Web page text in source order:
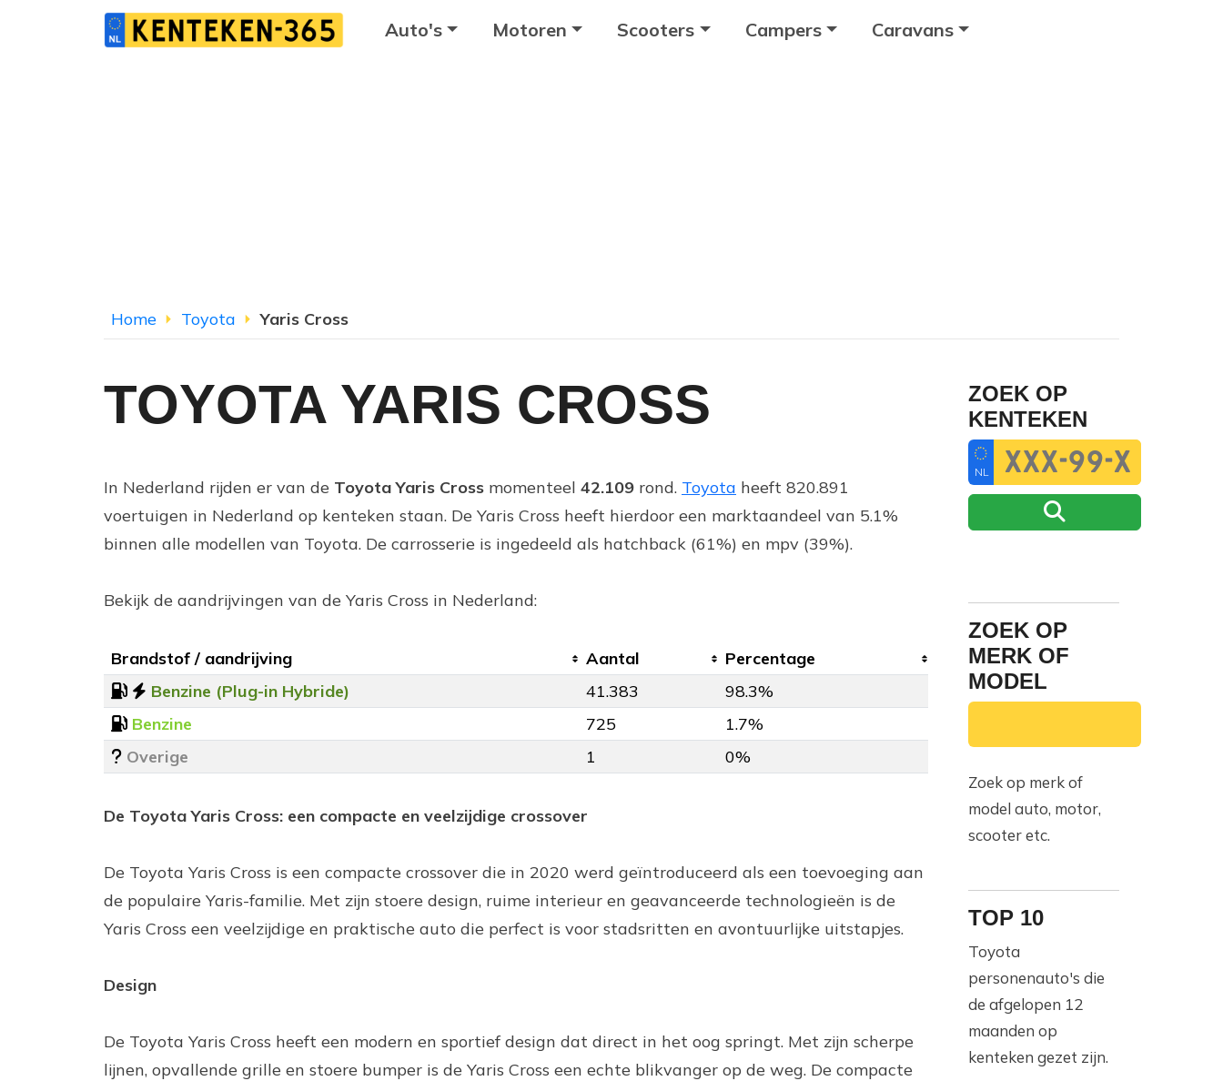
Auto's Motoren Scooters Campers Caravans
Home Toyota Yaris Cross
TOYOTA YARIS CROSS
In Nederland rijden er van de Toyota Yaris Cross momenteel 42.109 rond. Toyota heeft 820.891
voertuigen in Nederland op kenteken staan. De Yaris Cross heeft hierdoor een marktaandeel van 5.1%
binnen alle modellen van Toyota. De carrosserie is ingedeeld als hatchback (61%) en mpv (39%).
Bekijk de aandrijvingen van de Yaris Cross in Nederland:
Brandstof / aandrijving Aantal
Percentage
Benzine (Plug-in Hybride)
41.383
98.3%
Benzine
725
1.7%
Overige
1 0%
De Toyota Yaris Cross: een compacte en veelzijdige crossover
De Toyota Yaris Cross is een compacte crossover die in 2020 werd geïntroduceerd als een toevoeging aan
de populaire Yaris-familie. Met zijn stoere design, ruime interieur en geavanceerde technologieën is de
Yaris Cross een veelzijdige en praktische auto die perfect is voor stadsritten en avontuurlijke uitstapjes.
Design
De Toyota Yaris Cross heeft een modern en sportief design dat direct in het oog springt. Met zijn scherpe
lijnen, opvallende grille en stoere bumper is de Yaris Cross een echte blikvanger op de weg. De compacte
ZOEK OP
KENTEKEN
NL
ZOEK OP
MERK OF
MODEL
Zoek op merk of
model auto, motor,
scooter etc.
TOP 10
Toyota
personenauto's die
de afgelopen 12
maanden op
kenteken gezet zijn.